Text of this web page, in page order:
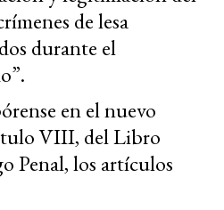
de lesa
durante el
en el nuevo
VIII, del Libro
Penal, los artículos